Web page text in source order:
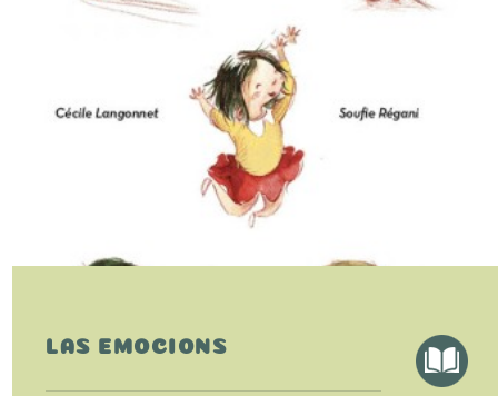
LAS EMOCIONS